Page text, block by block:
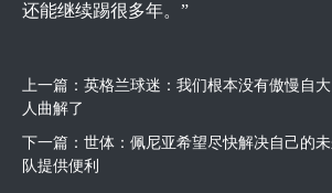
还能继续踢很多年。”
上一篇： 英格兰球迷：我们根本没有傲慢自大
人曲解了
下一篇： 世体：佩尼亚希望尽快解决自己的
队提供便利